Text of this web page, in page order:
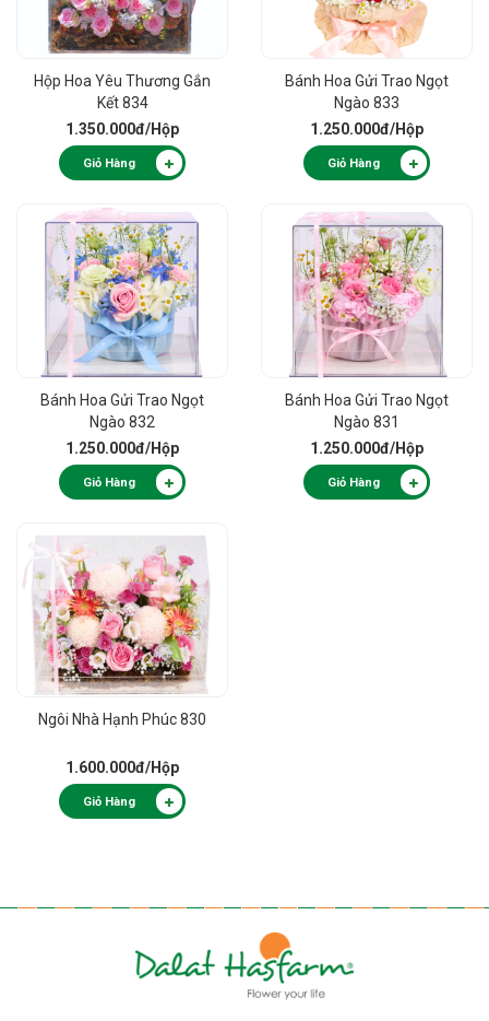
Hộp Hoa Yêu Thương Gắn
Kết 834
1.350.000đ/Hộp
Giỏ Hàng
Bánh Hoa Gửi Trao Ngọt
Ngào 833
1.250.000đ/Hộp
Giỏ Hàng
Bánh Hoa Gửi Trao Ngọt
Ngào 832
1.250.000đ/Hộp
Giỏ Hàng
Bánh Hoa Gửi Trao Ngọt
Ngào 831
1.250.000đ/Hộp
Giỏ Hàng
Ngôi Nhà Hạnh Phúc 830
1.600.000đ/Hộp
Giỏ Hàng